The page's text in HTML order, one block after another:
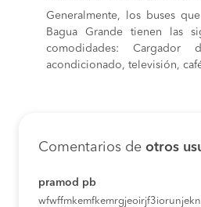
Generalmente, los buses
Bagua Grande tienen las
comodidades:
acondicionado, televisión,
Comentarios de otros
pramod pb